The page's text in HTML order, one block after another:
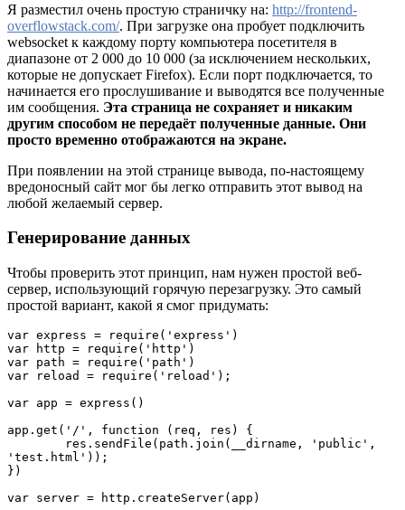
Я разместил очень простую страничку на: http://frontend-
overflowstack.com/. При загрузке она пробует подключить
websocket к каждому порту компьютера посетителя в
диапазоне от 2 000 до 10 000 (за исключением нескольких,
которые не допускает Firefox). Если порт подключается, то
начинается его прослушивание и выводятся все полученные
им сообщения. Эта страница не сохраняет и никаким
другим способом не передаёт полученные данные. Они
просто временно отображаются на экране.
При появлении на этой странице вывода, по-настоящему
вредоносный сайт мог бы легко отправить этот вывод на
любой желаемый сервер.
Генерирование данных
Чтобы проверить этот принцип, нам нужен простой веб-
сервер, использующий горячую перезагрузку. Это самый
простой вариант, какой я смог придумать:
var express = require('express')
var http = require('http')
var path = require('path')
var reload = require('reload');
var app = express()
app.get('/', function (req, res) {
'test.html'));
})
var server = http.createServer(app)